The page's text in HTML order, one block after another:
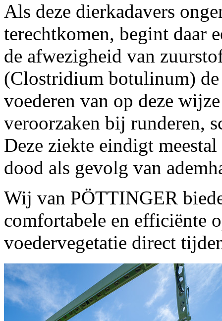
Als deze dierkadavers
terechtkomen, begint daar
de afwezigheid van
(Clostridium botulinum)
voederen van op deze
veroorzaken bij runderen,
Deze ziekte eindigt
dood als gevolg van
Wij van PÖTTINGER
comfortabele en efficiënte
voedervegetatie direct